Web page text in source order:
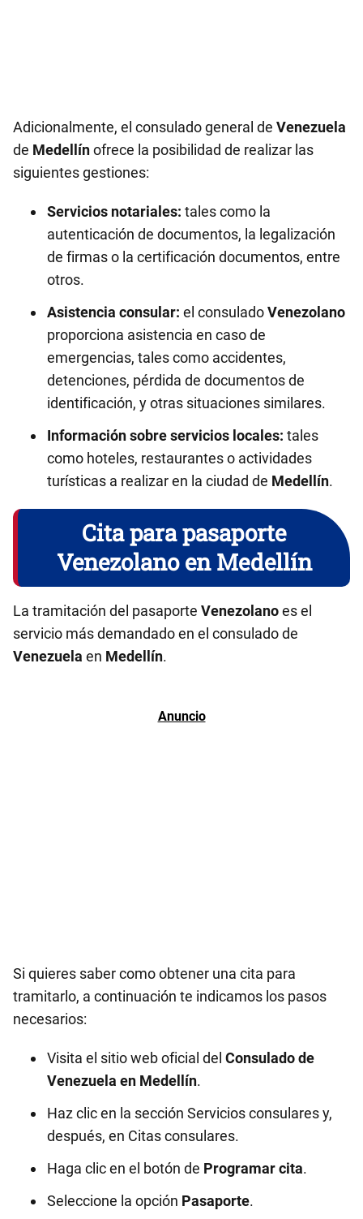
Adicionalmente, el consulado general de Venezuela
de Medellínofrece la posibilidad de realizar las
siguientes gestiones:
Servicios notariales: tales como la
autenticación de documentos, la legalización
de firmas o la certificación documentos, entre
otros.
Asistencia consular: el consuladoVenezolano
proporciona asistencia en caso de
emergencias, tales como accidentes,
detenciones, pérdida de documentos de
identificación, y otras situaciones similares.
Información sobre servicios locales: tales
como hoteles, restaurantes o actividades
turísticas a realizar en la ciudad de Medellín.
Cita para pasaporte
Venezolano en Medellín
La tramitación del pasaporte Venezolanoes el
servicio más demandado en el consulado de
Venezuela en Medellín.
Si quieres saber como obtener una cita para
tramitarlo, a continuación te indicamos los pasos
necesarios:
Visita el sitio web oficial del Consulado de
Venezuela en Medellín.
Haz clic en la sección Servicios consulares y,
después, en Citas consulares.
Haga clic en el botón de Programar cita.
Seleccione la opción Pasaporte.